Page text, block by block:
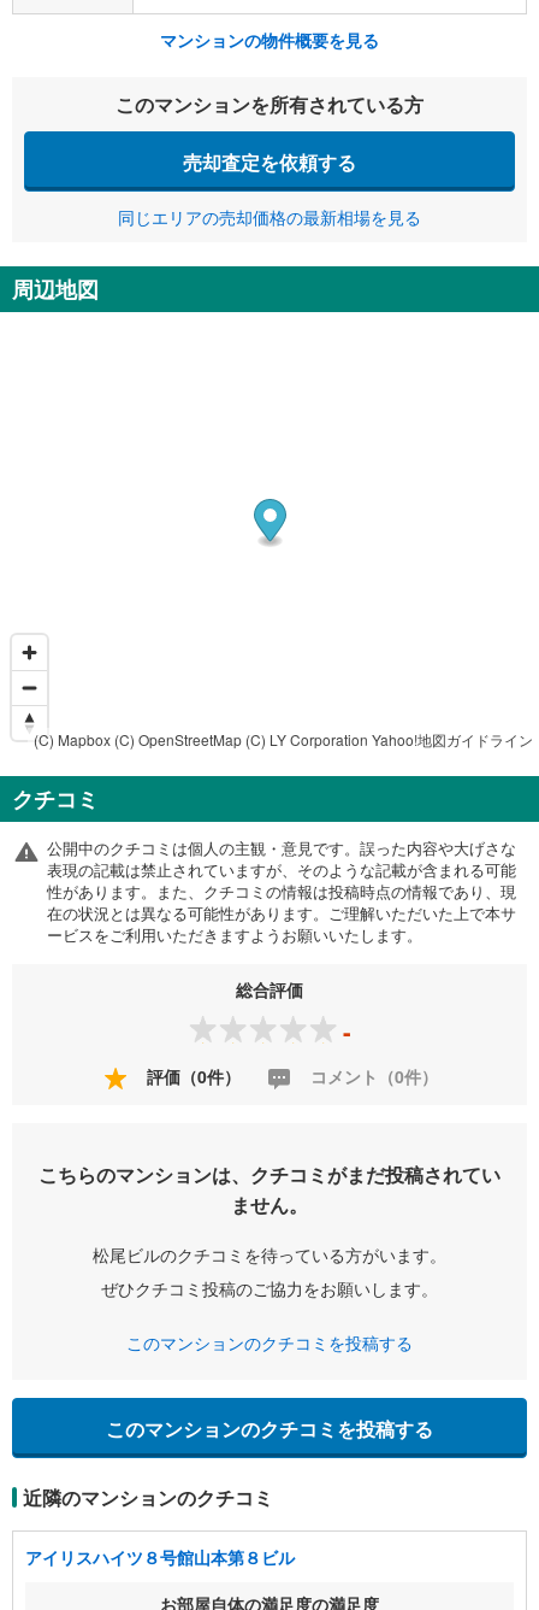
マンションの物件概要を見る
このマンションを所有されている方
売却査定を依頼する
同じエリアの売却価格の最新相場を見る
周辺地図
(C) Mapbox (C) OpenStreetMap (C) LY Corporation Yahoo!地図ガイドライン
クチコミ
公開中のクチコミは個人の主観・意見です。誤った内容や大げさな
表現の記載は禁止されていますが、そのような記載が含まれる可能
性があります。また、クチコミの情報は投稿時点の情報であり、現
在の状況とは異なる可能性があります。ご理解いただいた上で本サ
ービスをご利用いただきますようお願いいたします。
総合評価
-
評価（0件） コメント（0件）
こちらのマンションは、クチコミがまだ投稿されてい
ません。
松尾ビルのクチコミを待っている方がいます。
ぜひクチコミ投稿のご協力をお願いします。
このマンションのクチコミを投稿する
このマンションのクチコミを投稿する
近隣のマンションのクチコミ
アイリスハイツ８号館山本第８ビル
お部屋自体の満足度の満足度